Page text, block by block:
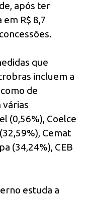
após ter
R$ 8,7
que
incluem a
de
(0,56%), Coelce
Cemat
(34,24%), CEB
estuda a